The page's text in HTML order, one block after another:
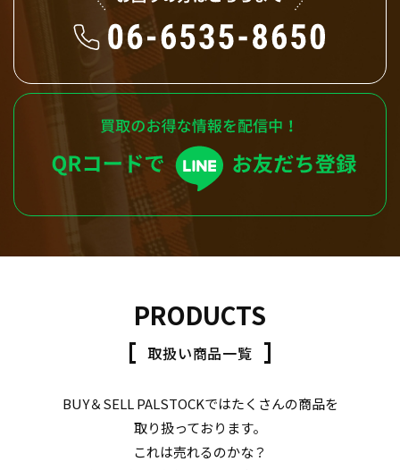
PRODUCTS
取扱い商品一覧
BUY＆SELL PALSTOCKではたくさんの商品を
取り扱っております。
これは売れるのかな？